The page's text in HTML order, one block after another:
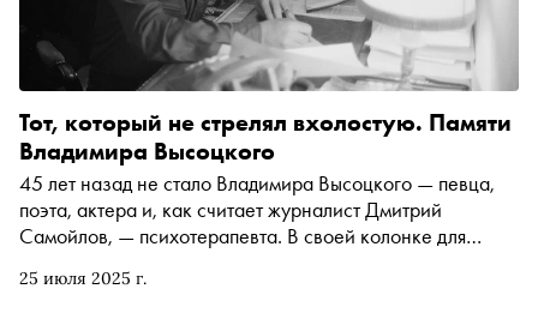
25 июля 2025 г.
Тот, который не стрелял вхолостую. Памяти
Владимира Высоцкого
45 лет назад не стало Владимира Высоцкого — певца,
поэта, актера и, как считает журналист Дмитрий
Самойлов, — психотерапевта. В своей колонке для
за энциклопедию русской души создал этот человек,